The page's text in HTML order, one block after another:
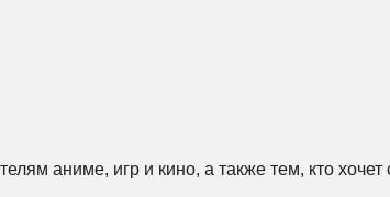
аниме, игр и кино, а также тем, кто